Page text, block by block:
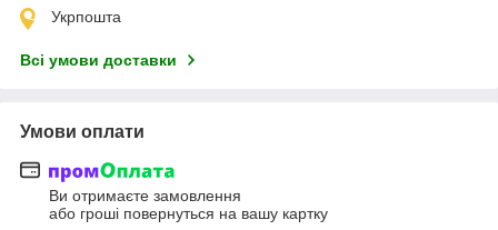
Укрпошта
Всі умови доставки
Умови оплати
Ви отримаєте замовлення
або гроші повернуться на вашу картку